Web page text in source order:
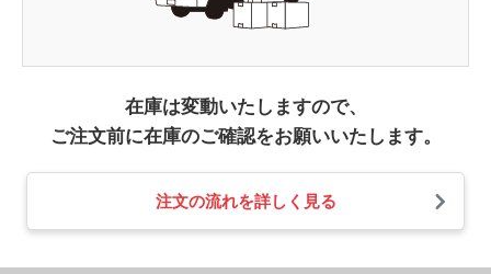
在庫は変動いたしますので、
ご注文前に在庫のご確認をお願いいたします。
注文の流れを詳しく見る